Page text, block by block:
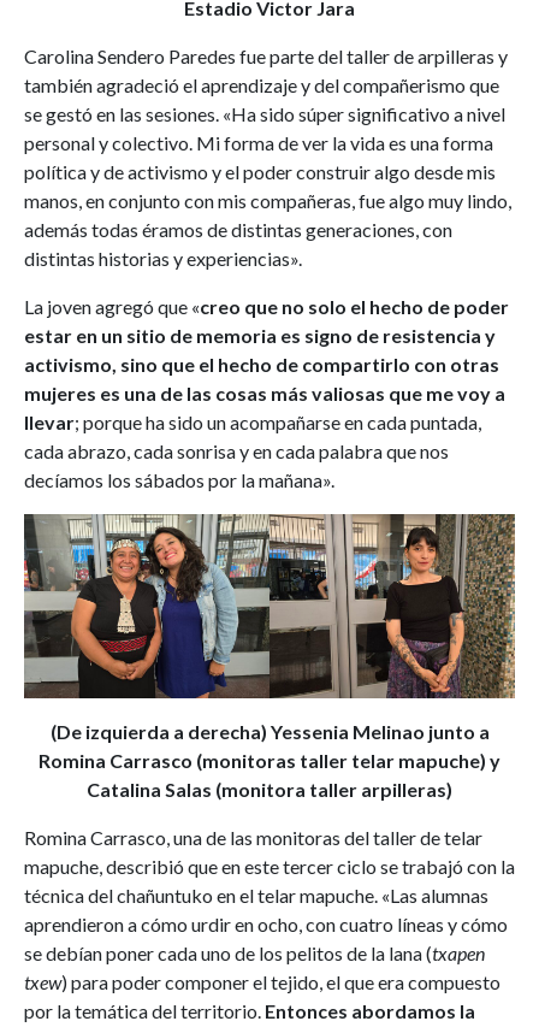
Estadio Victor Jara
Carolina Sendero Paredes fue parte del taller de arpilleras y
también agradeció el aprendizaje y del compañerismo que
se gestó en las sesiones. «Ha sido súper significativo a nivel
personal y colectivo. Mi forma de ver la vida es una forma
política y de activismo y el poder construir algo desde mis
manos, en conjunto con mis compañeras, fue algo muy lindo,
además todas éramos de distintas generaciones, con
distintas historias y experiencias».
La joven agregó que «creo que no solo el hecho de poder
estar en un sitio de memoria es signo de resistencia y
activismo, sino que el hecho de compartirlo con otras
mujeres es una de las cosas más valiosas que me voy a
llevar; porque ha sido un acompañarse en cada puntada,
cada abrazo, cada sonrisa y en cada palabra que nos
decíamos los sábados por la mañana».
(De izquierda a derecha) Yessenia Melinao junto a
Romina Carrasco (monitoras taller telar mapuche) y
Catalina Salas (monitora taller arpilleras)
Romina Carrasco, una de las monitoras del taller de telar
mapuche, describió que en este tercer ciclo se trabajó con la
técnica del chañuntuko en el telar mapuche. «Las alumnas
aprendieron a cómo urdir en ocho, con cuatro líneas y cómo
se debían poner cada uno de los pelitos de la lana (txapen
txew) para poder componer el tejido, el que era compuesto
por la temática del territorio. Entonces abordamos la